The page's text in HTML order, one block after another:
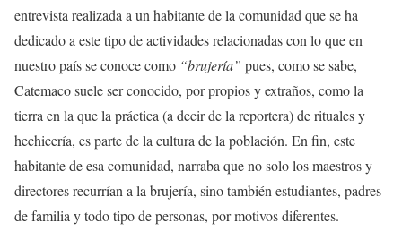
entrevista realizada a un habitante de la comunidad que se ha
dedicado a este tipo de actividades relacionadas con lo que en
nuestro país se conoce como “brujería” pues, como se sabe,
Catemaco suele ser conocido, por propios y extraños, como la
tierra en la que la práctica (a decir de la reportera) de rituales y
hechicería, es parte de la cultura de la población. En fin, este
habitante de esa comunidad, narraba que no solo los maestros y
directores recurrían a la brujería, sino también estudiantes, padres
de familia y todo tipo de personas, por motivos diferentes.